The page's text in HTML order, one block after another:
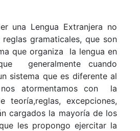
una Lengua Extranjera no
gramaticales, que son
que organiza la lengua en
generalmente cuando
sistema que es diferente al
atormentamos con la
teoría,reglas, excepciones,
cargados la mayoría de los
les propongo ejercitar la